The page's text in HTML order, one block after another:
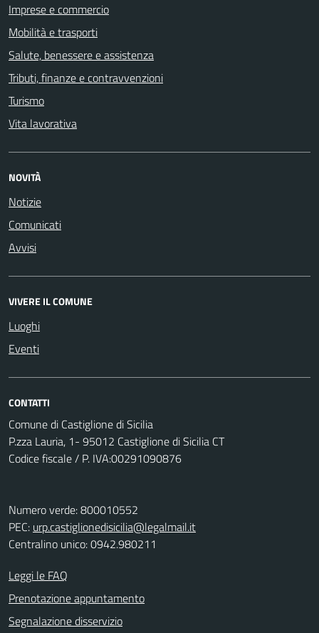
Imprese e commercio
Mobilità e trasporti
Salute, benessere e assistenza
Tributi, finanze e contravvenzioni
Turismo
Vita lavorativa
NOVITÀ
Notizie
Comunicati
Avvisi
VIVERE IL COMUNE
Luoghi
Eventi
CONTATTI
Comune di Castiglione di Sicilia
P.zza Lauria, 1- 95012 Castiglione di Sicilia CT
Codice fiscale / P. IVA:00291090876
Numero verde: 800010552
PEC: urp.castiglionedisicilia@legalmail.it
Centralino unico: 0942.980211
Leggi le FAQ
Prenotazione appuntamento
Segnalazione disservizio